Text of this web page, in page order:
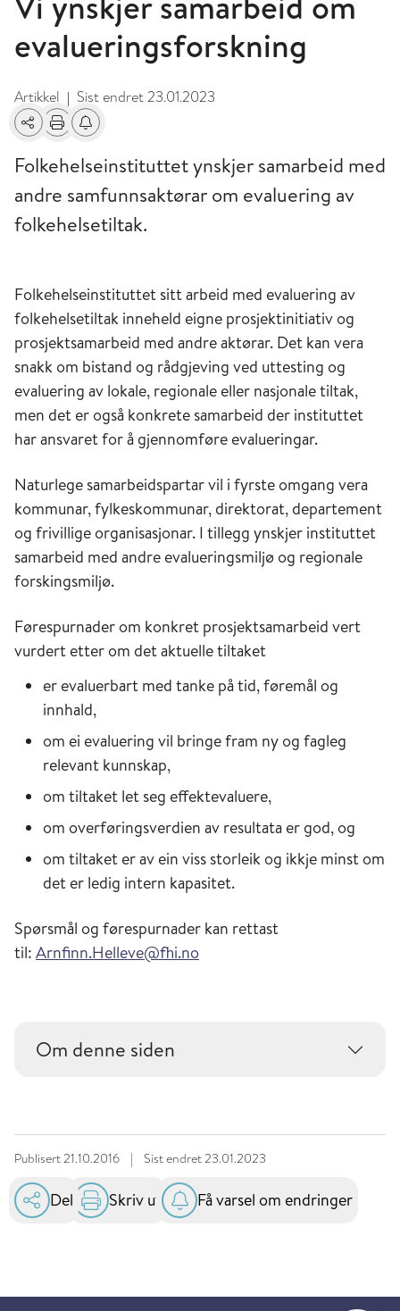
evalueringsforskning
Artikkel | Sist endret23.01.2023
Del Skriv utFå varsel om endringer
Folkehelseinstituttet ynskjer samarbeid med
andre samfunnsaktørar om evaluering av
folkehelsetiltak.
Folkehelseinstituttet sitt arbeid med evaluering av
folkehelsetiltak inneheld eigne prosjektinitiativ og
prosjektsamarbeid med andre aktørar. Det kan vera
snakk om bistand og rådgjeving ved uttesting og
evaluering av lokale, regionale eller nasjonale tiltak,
men det er også konkrete samarbeid der instituttet
har ansvaret for å gjennomføre evalueringar.
Naturlege samarbeidspartar vil i fyrste omgang vera
kommunar, fylkeskommunar, direktorat, departement
og frivillige organisasjonar. I tillegg ynskjer instituttet
samarbeid med andre evalueringsmiljø og regionale
forskingsmiljø.
Førespurnader om konkret prosjektsamarbeid vert
vurdert etter om det aktuelle tiltaket
er evaluerbart med tanke på tid, føremål og
innhald,
om ei evaluering vil bringe fram ny og fagleg
relevant kunnskap,
om tiltaket let seg effektevaluere,
om overføringsverdien av resultata er god, og
om tiltaket er av ein viss storleik og ikkje minst om
det er ledig intern kapasitet.
Spørsmål og førespurnader kan rettast
til: Arnfinn.Helleve@fhi.no
Om denne siden
Publisert21.10.2016 | Sist endret23.01.2023
Del Skriv ut Få varsel om endringer